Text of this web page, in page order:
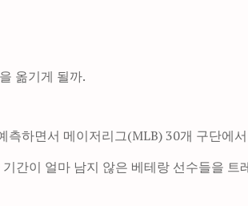
옮기게 될까.
하면서 메이저리그(MLB) 30개 구단에
간이 얼마 남지 않은 베테랑 선수들을